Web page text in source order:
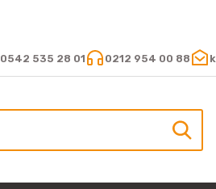
0542 535 28 01 0212 954 00 88